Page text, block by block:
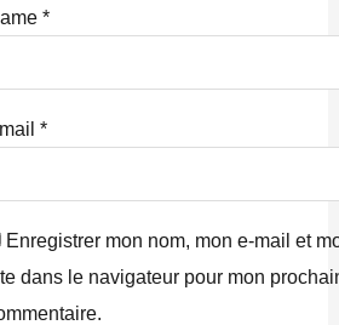
*
*
Enregistrer mon nom, mon e-mail et
dans le navigateur pour mon